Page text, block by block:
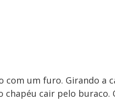
um furo. Girando a
chapéu cair pelo buraco.